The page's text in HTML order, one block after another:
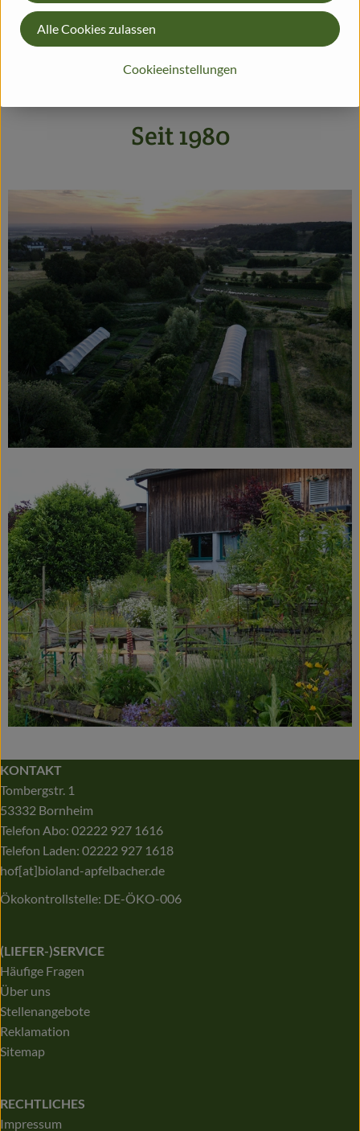
Unsere Enkelkinder Antonia, Matti, Klara und Tilda lieben den
Hofladen und Garten. In den Ferien helfen sie gerne beim
Kistenpacken und würden am liebsten schon jetzt den
Traktorführerschein machen.
Seit 1980
KONTAKT
Tombergstr. 1
53332 Bornheim
Telefon Abo: 02222 927 1616
Telefon Laden: 02222 927 1618
hof[at]bioland-apfelbacher.de
Ökokontrollstelle: DE-ÖKO-006
(LIEFER-)SERVICE
Häufige Fragen
Über uns
Stellenangebote
Reklamation
Sitemap
RECHTLICHES
Impressum
Cookieeinstellungen
Alle Cookies zulassen